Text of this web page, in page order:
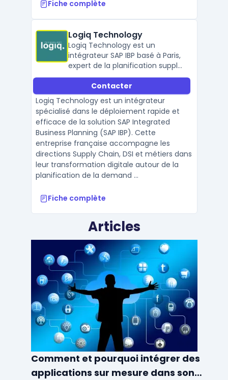
Fiche complète
Logiq Technology
Logiq Technology est un
intégrateur SAP IBP basé à Paris,
expert de la planification supply
chain et du demand planning. Il
propose des déploiements
rapides et des
accompagnements sur mesure.
Contacter
Logiq Technology est un intégrateur
spécialisé dans le déploiement rapide et
efficace de la solution SAP Integrated
Business Planning (SAP IBP). Cette
entreprise française accompagne les
directions Supply Chain, DSI et métiers dans
leur transformation digitale autour de la
planification de la demand ...
Fiche complète
Articles
Comment et pourquoi intégrer des
applications sur mesure dans son